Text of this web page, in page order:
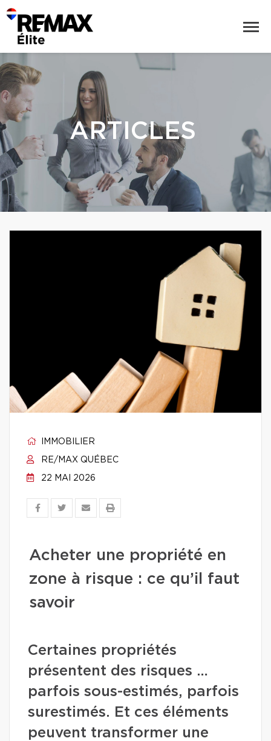
ARTICLES
IMMOBILIER
RE/MAX QUÉBEC
22 MAI 2026
Acheter une propriété en
zone à risque : ce qu’il faut
savoir
Certaines propriétés
présentent des risques …
parfois sous-estimés, parfois
surestimés. Et ces éléments
peuvent transformer une